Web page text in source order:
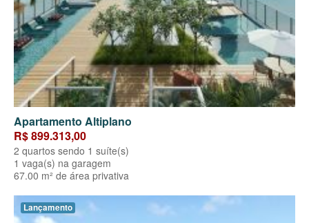
Apartamento Altiplano
R$ 899.313,00
2 quartos sendo 1 suíte(s)
1 vaga(s) na garagem
67.00 m² de área privativa
Lançamento